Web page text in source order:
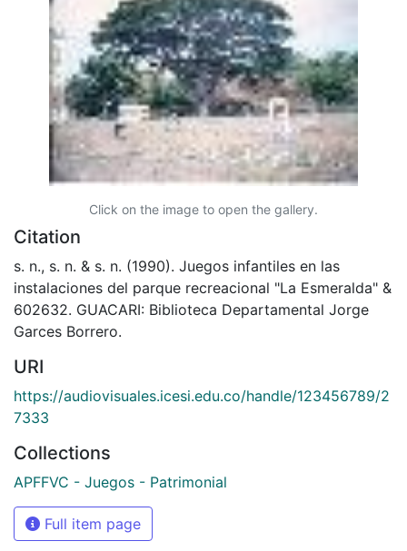
Click on the image to open the gallery.
Citation
s. n., s. n. & s. n. (1990). Juegos infantiles en las
instalaciones del parque recreacional "La Esmeralda" &
602632. GUACARI: Biblioteca Departamental Jorge
Garces Borrero.
URI
https://audiovisuales.icesi.edu.co/handle/123456789/2
7333
Collections
APFFVC - Juegos - Patrimonial
Full item page